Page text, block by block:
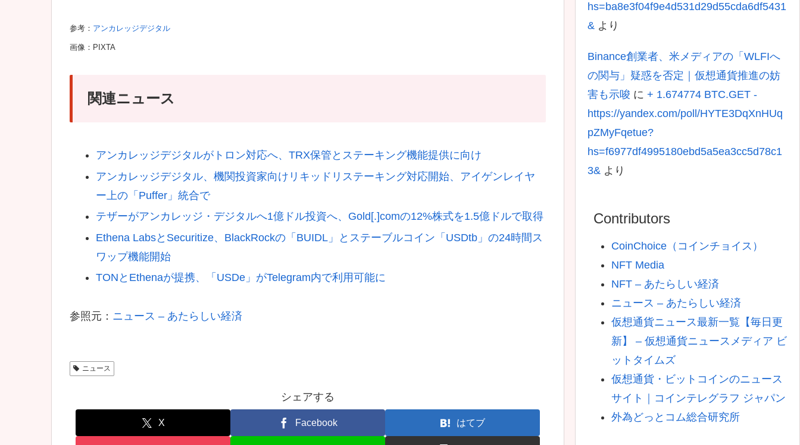
参考： アンカレッジデジタル
画像：PIXTA
関連ニュース
アンカレッジデジタルがトロン対応へ、TRX保管とステーキング機能提供に向け
アンカレッジデジタル、機関投資家向けリキッドリステーキング対応開始、アイゲンレイヤ
ー上の「Puffer」統合で
テザーがアンカレッジ・デジタルへ1億ドル投資へ、Gold[.]comの12%株式を1.5億ドルで取得
Ethena LabsとSecuritize、BlackRockの「BUIDL」とステーブルコイン「USDtb」の24時間ス
ワップ機能開始
TONとEthenaが提携、「USDe」がTelegram内で利用可能に
参照元： ニュース – あたらしい経済
ニュース
シェアする
X Facebook はてブ
hs=ba8e3f04f9e4d531d29d55cda6df5431
& より
Binance創業者、米メディアの「WLFIへ
の関与」疑惑を否定｜仮想通貨推進の妨
害も示唆 に + 1.674774 BTC.GET -
https://yandex.com/poll/HYTE3DqXnHUq
pZMyFqetue?
hs=f6977df4995180ebd5a5ea3cc5d78c1
3& より
Contributors
CoinChoice（コインチョイス）
NFT Media
NFT – あたらしい経済
ニュース – あたらしい経済
仮想通貨ニュース最新一覧【毎日更
新】 – 仮想通貨ニュースメディア ビ
ットタイムズ
仮想通貨・ビットコインのニュース
サイト｜コインテレグラフ ジャパン
外為どっとコム総合研究所